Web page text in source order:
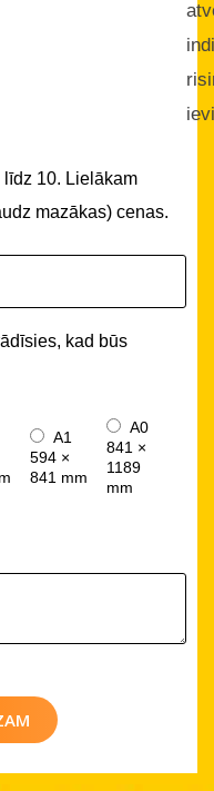
līdz 10. Lielākam
mazākas) cenas.
kad būs
A1
594 ×
841 mm
A0
841 ×
1189
mm